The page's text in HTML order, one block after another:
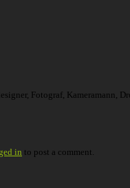
Fotograf, Kameramann,
in to post a comment.